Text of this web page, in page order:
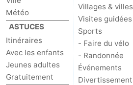
Météo
ASTUCES
Itinéraires
Avec les enfants
Jeunes adultes
Gratuitement
Villages & villes
Visites guidées
Sports
- Faire du vélo
- Randonnée
Événements
Divertissement